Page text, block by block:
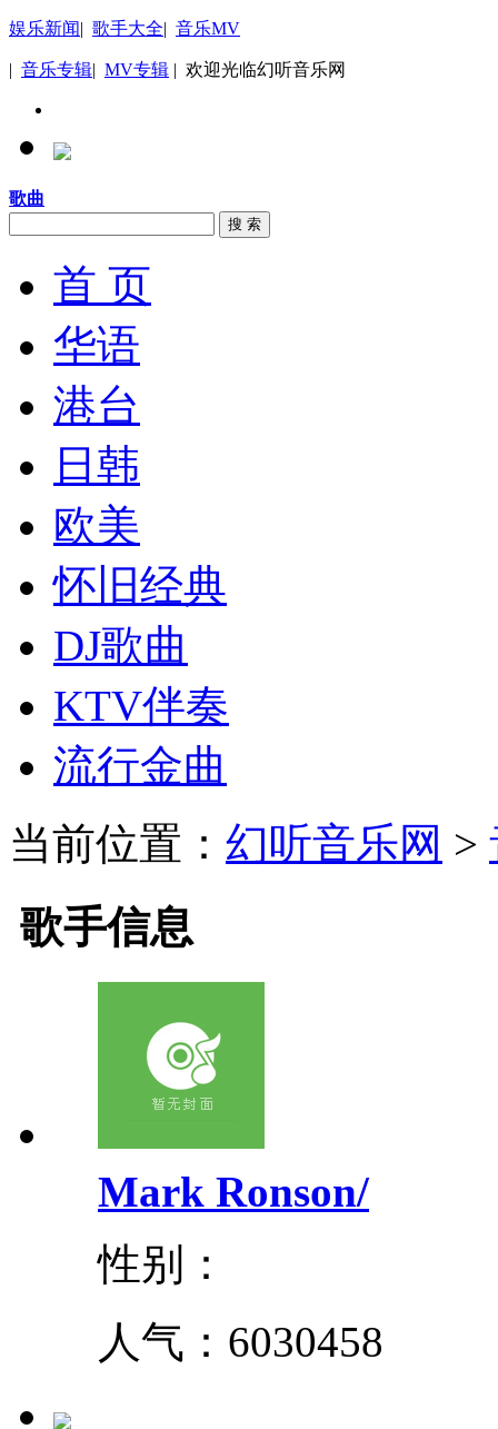
娱乐新闻| 歌手大全| 音乐MV
| 音乐专辑| MV专辑 | 欢迎光临幻听音乐网
歌曲
搜 索
首 页
华语
港台
日韩
欧美
怀旧经典
DJ歌曲
KTV伴奏
流行金曲
当前位置： 幻听音乐网 >
歌手信息
Mark Ronson/
性别：
人气： 6030458